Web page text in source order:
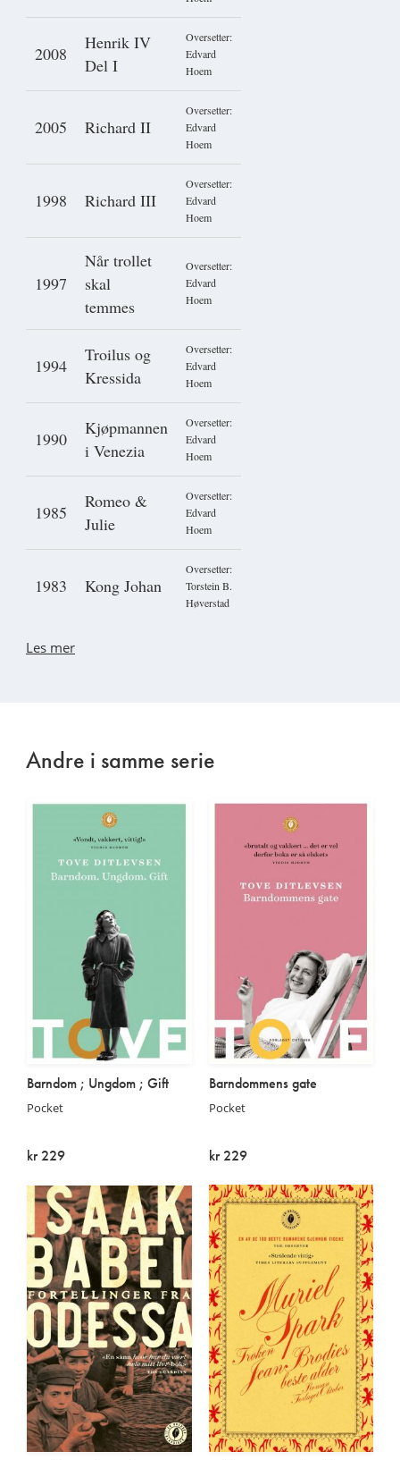
2008
Henrik IV
Del I
Oversetter:
Edvard
Hoem
2005 Richard II
Oversetter:
Edvard
Hoem
1998 Richard III
Oversetter:
Edvard
Hoem
1997
Når trollet
skal
temmes
Oversetter:
Edvard
Hoem
1994
Troilus og
Kressida
Oversetter:
Edvard
Hoem
1990
Kjøpmannen
i Venezia
Oversetter:
Edvard
Hoem
1985
Romeo &
Julie
Oversetter:
Edvard
Hoem
1983 Kong Johan
Oversetter:
Torstein B.
Høverstad
Les mer
Andre i samme serie
Barndom ; Ungdom ; Gift
Pocket
kr 229
Barndommens gate
Pocket
kr 229